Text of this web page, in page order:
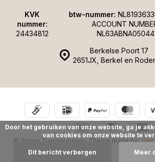
Berkelse Poort 17
2651JX, Berkel en
KVK
nummer:
24434812
btw-nummer:
ACCOUNT
© Stigter Tuinmeubelen- Theme made by
Door het gebruiken van onze website, ga je
van cookies om onze website te
Dit bericht verbergen Meer